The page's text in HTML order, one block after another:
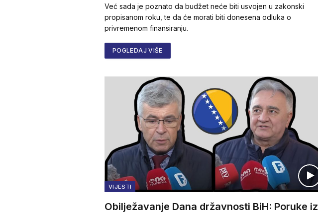
Već sada je poznato da budžet neće biti usvojen u zakonski
propisanom roku, te da će morati biti donesena odluka o
privremenom finansiranju.
POGLEDAJ VIŠE
VIJESTI
Obilježavanje Dana državnosti BiH: Poruke iz